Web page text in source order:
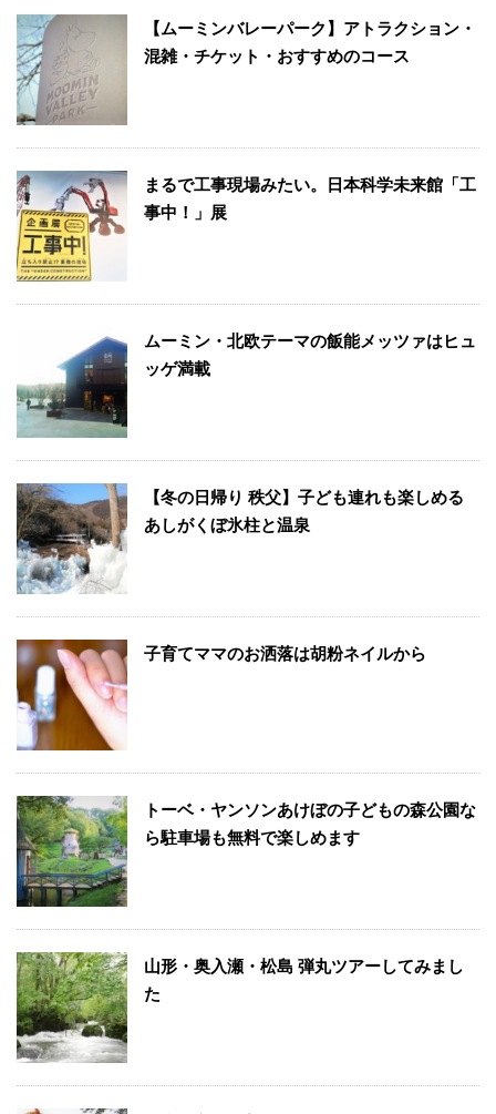
【ムーミンバレーパーク】アトラクション・
混雑・チケット・おすすめのコース
まるで工事現場みたい。日本科学未来館「工
事中！」展
ムーミン・北欧テーマの飯能メッツァはヒュ
ッゲ満載
【冬の日帰り 秩父】子ども連れも楽しめる
あしがくぼ氷柱と温泉
子育てママのお洒落は胡粉ネイルから
トーベ・ヤンソンあけぼの子どもの森公園な
ら駐車場も無料で楽しめます
山形・奥入瀬・松島 弾丸ツアーしてみまし
た